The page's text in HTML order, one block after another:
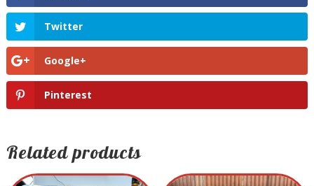
Twitter
Google+
Pinterest
Related products